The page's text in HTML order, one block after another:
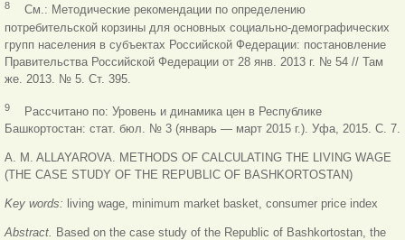
8
См.: Методические рекомендации по определению
потребительской корзины для основных социально-демографических
групп населения в субъектах Российской Федерации: постановление
Правительства Российской Федерации от 28 янв. 2013 г. № 54 // Там
же. 2013. № 5. Ст. 395.
9
Рассчитано по: Уровень и динамика цен в Республике
Башкортостан: стат. бюл. № 3 (январь — март 2015 г.). Уфа, 2015. С. 7.
A. M. ALLAYAROVA. METHODS OF CALCULATING THE LIVING WAGE
(THE CASE STUDY OF THE REPUBLIC OF BASHKORTOSTAN)
Key words: living wage, minimum market basket, consumer price index
Abstract.
Based on the case study of the Republic of Bashkortostan, the